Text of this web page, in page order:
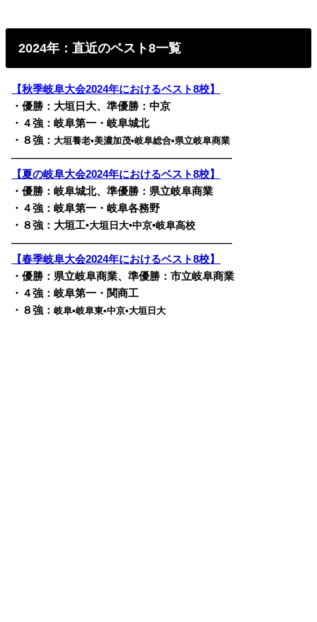
2024年：直近のベスト8一覧
【秋季岐阜大会2024年におけるベスト8校】
・優勝：大垣日大、準優勝：中京
・４強：岐阜第一・岐阜城北
・８強：大垣養老•美濃加茂•岐阜総合•県立岐阜商業
————————————————————————
【夏の岐阜大会2024年におけるベスト8校】
・優勝：岐阜城北、準優勝：県立岐阜商業
・４強：岐阜第一・岐阜各務野
・８強：大垣工•大垣日大•中京•岐阜高校
————————————————————————
【春季岐阜大会2024年におけるベスト8校】
・優勝：県立岐阜商業、準優勝：市立岐阜商業
・４強：岐阜第一・関商工
・８強：岐阜•岐阜東•中京•大垣日大